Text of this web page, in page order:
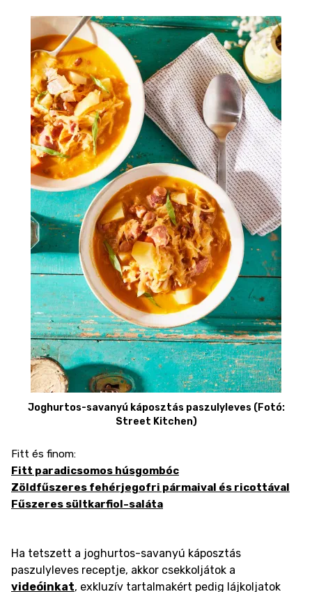
Joghurtos-savanyú káposztás paszulyleves (Fotó:
Street Kitchen)
Fitt és finom:
Fitt paradicsomos húsgombóc
Zöldfűszeres fehérjegofri pármaival és ricottával
Fűszeres sültkarfiol-saláta
Ha tetszett a joghurtos-savanyú káposztás
paszulyleves receptje, akkor csekkoljátok a
videóinkat, exkluzív tartalmakért pedig lájkoljatok